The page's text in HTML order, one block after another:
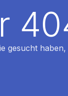
gesucht